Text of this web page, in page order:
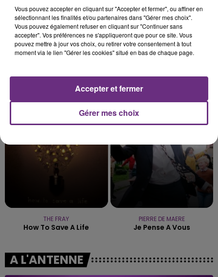
TOVE LO & STROMAE
THE FRAY
How To Save A Life
PIERRE DE MAERE
Je Pense A Vous
A L'ANTENNE
Vous pouvez accepter en cliquant sur "Accepter et fermer", ou affiner en
sélectionnant les finalités et/ou partenaires dans "Gérer mes choix".
Vous pouvez également refuser en cliquant sur "Continuer sans
accepter". Vos préférences ne s'appliqueront que pour ce site. Vous
pouvez mettre à jour vos choix, ou retirer votre consentement à tout
moment via le lien "Gérer les cookies" situé en bas de chaque page.
Gérer mes choix
Accepter et fermer